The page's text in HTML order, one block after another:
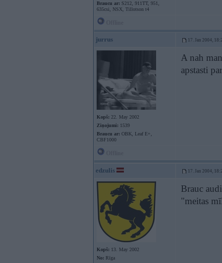
Braucu ar: S212, 911TT, 951,
635csi, NSX, Tillotson t4
jurrus 17. Jan 2004,
Kopš: 22. May 2002
Ziņojumi: 1539
Braucu ar: OBK, Leaf E+,
CBF1000
A nah
apstasti
edzulis 17. Jan 2004,
Kopš: 13. May 2002
No: Rīga
Brauc
"meitas